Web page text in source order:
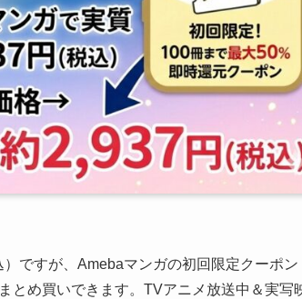
ですが、Amebaマンガの初回限定クーポン
とめ買いできます。TVアニメ放送中＆実写